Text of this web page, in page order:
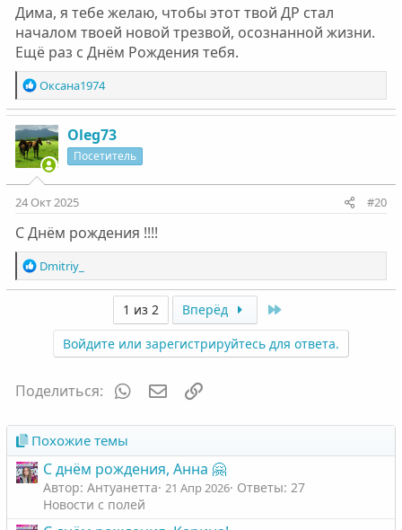
и продолжайте нести добро в массы.
Всех обнял
Дима, я тебе желаю, чтобы этот твой ДР стал
началом твоей новой трезвой, осознанной жизни.
Ещё раз с Днём Рождения тебя.
Р
е
а
к
ц
и
и
:
Оксана1974
Oleg73
Посетитель
24 Окт 2025 #20
С Днём рождения !!!!
Р
е
Dmitriy_
1 из 2 Вперёд
Войдите или зарегистрируйтесь для ответа.
Поделиться: WhatsAppЭлектронная почта
Похожие темы
С днём рождения, Анна 🤗
Автор: Антуанетта 21 Апр 2026 Ответы: 27
Новости с полей